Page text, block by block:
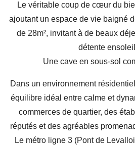
Le véritable coup de cœur du
ajoutant un espace de vie baigné
de 28m², invitant à de beaux
détente
Une cave en sous-sol
Dans un environnement
équilibre idéal entre calme et
commerces de quartier, des
réputés et des agréables
Le métro ligne 3 (Pont de